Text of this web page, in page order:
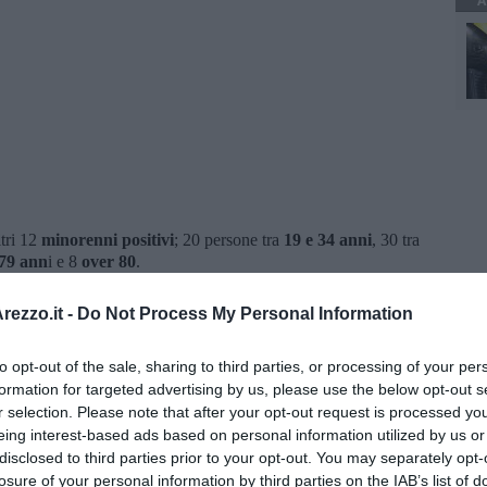
- Do Not Process My Personal Information
opt-out of the sale, sharing to third parties, or processing of your
for targeted advertising by us, please use the below opt-out
selection. Please note that after your opt-out request is processed
interest-based ads based on personal information utilized by us
to third parties prior to your opt-out. You may separately
of your personal information by third parties on the IAB’s list of
12 minorenni positivi; 20 persone tra 19 e 34 anni, 30 tra
anni e 8 over 80.
è la seguente:
si trovano in "Terapia Intensiva". L'azienda Sanitaria informa
il
area Covid sono 14 (il 60 per cento non è vaccinato) mentre 1
non è vaccinato). Nessun decesso.
110 aretini. Attualmente sono 3.813 gli aretini ancora